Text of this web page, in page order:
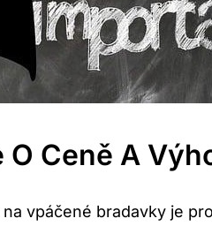
Ceně A
vpáčené bradavky je